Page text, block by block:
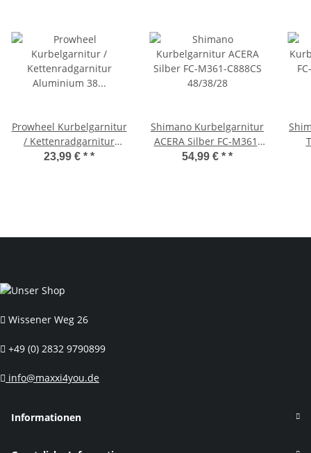
Prowheel Kurbelgarnitur
/ Kettenradgarnitur
Aluminium 38 Zähne
23,99 € * *
Shimano Kurbelgarnitur
ACERA Silber FC-M361-
C888CS 48/38/28
54,99 € * *
Wissener Weg 26
+49 (0) 2832 9790899
info@maxxi4you.de
Informationen